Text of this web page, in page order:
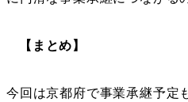
【まとめ】
今回は京都府で事業承継予定